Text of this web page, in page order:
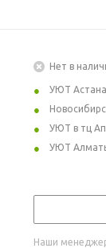
Нет в
УЮТ Астана
УЮТ в тц
УЮТ
Наши